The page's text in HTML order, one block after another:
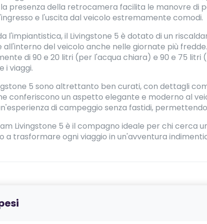
presenza della retrocamera facilita le manovre di
e l'uscita dal veicolo estremamente comodi.
l'impiantistica, il Livingstone 5 è dotato di un
all'interno del veicolo anche nelle giornate più
di 90 e 20 litri (per l'acqua chiara) e 90 e 75 litri
i viaggi.
5 sono altrettanto ben curati, con dettagli
conferiscono un aspetto elegante e moderno al
di campeggio senza fastidi,
Livingstone 5 è il compagno ideale per chi cerca
a trasformare ogni viaggio in un'avventura